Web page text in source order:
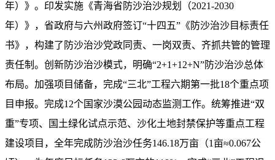
年）》。印发实施《青海省防沙治沙规划（2021-2030
年）》，省政府与六州政府签订“十四五”《防沙治沙目标责任
书》，构建了防沙治沙党政同责、一岗双责、齐抓共管的管理
责任制。创新防沙治沙模式，明确“2+1+12+N”防沙治沙总体
布局。加强项目储备，完成“三北”工程六期第一批18个重点项
目申报。完成12个国家沙漠公园动态监测工作。统筹推进“双
重”专项、国土绿化试点示范、沙化土地封禁保护等重点工程
建设项目，全年完成防沙治沙任务146.18万亩（1亩≈0.067公